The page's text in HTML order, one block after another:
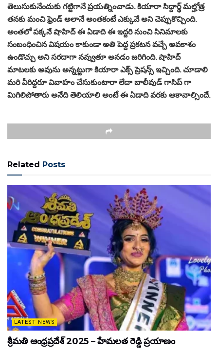
తెలుసుకునేందుకు గట్టిగానే ప్రయత్నించాడు. కియారా సిద్దార్థ్ మల్హోత్ర
తనకు మంచి ఫ్రెండ్ అలానే అంతకంటే ఎక్కువే అని చెప్పుకొచ్చింది.
అంతలో పక్కనే షాహిద్ ఈ ఏడాది ఈ ఇద్దరి నుంచి సినిమాలకు
సంబంధించిన విషయం కాకుండా అతి పెద్ద ప్రకటన వచ్చే అవకాశం
ఉండొచ్చు అని సరదాగా నవ్వుతూ అనడం జరిగింది. షాహిద్
మాటలకు అవును అన్నట్టుగా కియారా ఎక్స్ ప్రెషన్స్ ఇచ్చింది. చూడాలి
మరి వీరిద్దరూ వివాహం చేసుకుంటారా లేదా బాలీవుడ్ గాసిప్ గా
మిగిలిపోతారు అనేది తెలియాలి అంటే ఈ ఏడాది వరకు ఆకావాల్సిందే.
Related Posts
LATEST NEWS
శ్రీమతి ఆంధ్రప్రదేశ్ 2025 – హేమలత రెడ్డి ప్రయాణం